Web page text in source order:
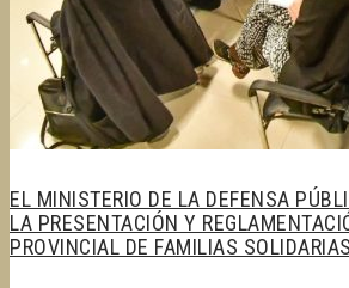
EL MINISTERIO DE LA DEFENSA
LA PRESENTACIÓN Y
PROVINCIAL DE FAMILIAS SOLIDARIAS